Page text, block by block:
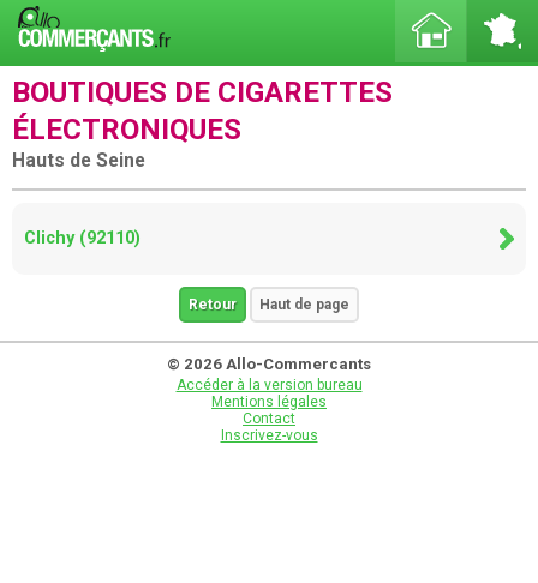
BOUTIQUES DE CIGARETTES
ÉLECTRONIQUES
Hauts de Seine
Clichy (92110)
Retour Haut de page
© 2026 Allo-Commercants
Accéder à la version bureau
Mentions légales
Contact
Inscrivez-vous